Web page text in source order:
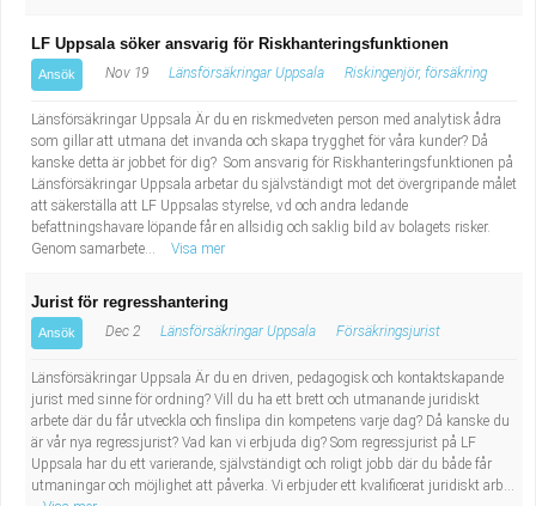
LF Uppsala söker ansvarig för Riskhanteringsfunktionen
Ansök Nov 19 Länsförsäkringar Uppsala Riskingenjör, försäkring
Länsförsäkringar Uppsala Är du en riskmedveten person med analytisk ådra
som gillar att utmana det invanda och skapa trygghet för våra kunder? Då
kanske detta är jobbet för dig? Som ansvarig för Riskhanteringsfunktionen på
Länsförsäkringar Uppsala arbetar du självständigt mot det övergripande målet
att säkerställa att LF Uppsalas styrelse, vd och andra ledande
befattningshavare löpande får en allsidig och saklig bild av bolagets risker.
Genom samarbete...
Visa mer
Jurist för regresshantering
Ansök Dec 2 Länsförsäkringar Uppsala Försäkringsjurist
Länsförsäkringar Uppsala Är du en driven, pedagogisk och kontaktskapande
jurist med sinne för ordning? Vill du ha ett brett och utmanande juridiskt
arbete där du får utveckla och finslipa din kompetens varje dag? Då kanske du
är vår nya regressjurist? Vad kan vi erbjuda dig? Som regressjurist på LF
Uppsala har du ett varierande, självständigt och roligt jobb där du både får
utmaningar och möjlighet att påverka. Vi erbjuder ett kvalificerat juridiskt arb...